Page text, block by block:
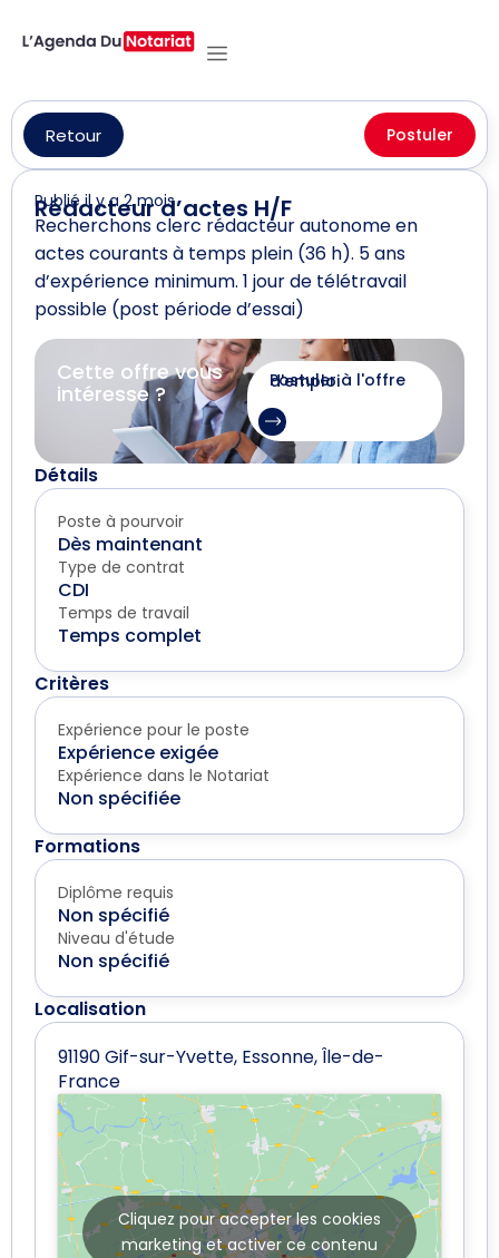
Retour Postuler
Rédacteur d’actes H/F
Publié il y a 2 mois
Recherchons clerc rédacteur autonome en
actes courants à temps plein (36 h). 5 ans
d’expérience minimum. 1 jour de télétravail
possible (post période d’essai)
Cette offre vous
intéresse ?
Postuler à l'offre d'emploi
Détails
Poste à pourvoir
Dès maintenant
Type de contrat
CDI
Temps de travail
Temps complet
Critères
Expérience pour le poste
Expérience exigée
Expérience dans le Notariat
Non spécifiée
Formations
Diplôme requis
Non spécifié
Niveau d'étude
Non spécifié
Localisation
91190 Gif-sur-Yvette, Essonne, Île-de-
France
Cliquez pour accepter les cookies
marketing et activer ce contenu